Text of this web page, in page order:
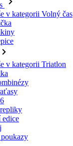
v kategorii Volný čas
v kategorii Triatlon
edice